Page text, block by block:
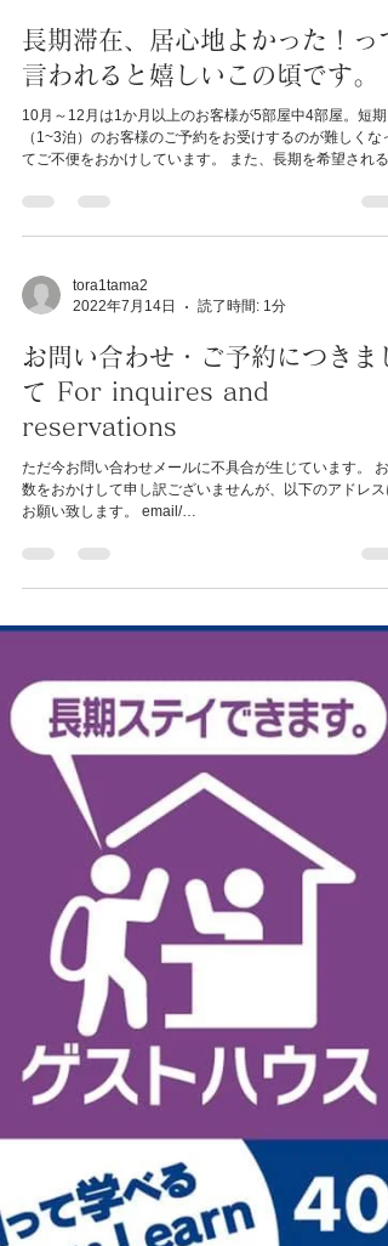
tora1tama2
2022年10月11日
読了時間: 2分
長期滞在、居心地よかった！っ
言われると嬉しいこの頃です。
10月～12月は1か月以上のお客様が5部屋中4部屋。短期
てご不便をおかけしています。 また、長期を希望される
続けてお取りすることができなくなり、ご不便をおかけ
てし...
tora1tama2
2022年7月14日
読了時間: 1分
お問い合わせ・ご予約につきま
て For inquires and
reservations
ただ今お問い合わせメールに不具合が生じています。 お
お願い致します。 email/
experiencing issues...